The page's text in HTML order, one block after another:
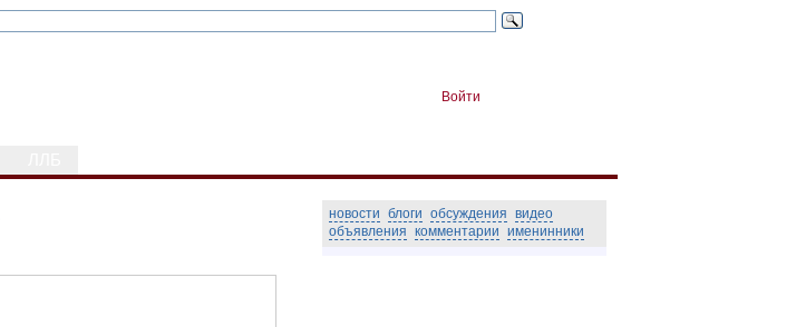
Войти
новости блоги обсуждения видео
объявления комментарии именинники